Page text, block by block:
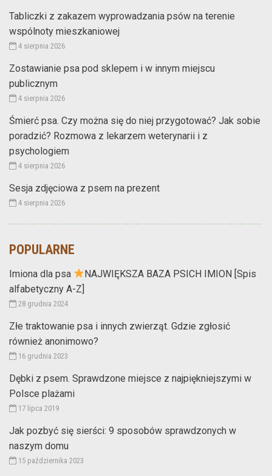
Tabliczki z zakazem wyprowadzania psów na terenie
wspólnoty mieszkaniowej
4 sierpnia 2026
Zostawianie psa pod sklepem i w innym miejscu
publicznym
4 sierpnia 2026
Śmierć psa. Czy można się do niej przygotować? Jak sobie
poradzić? Rozmowa z lekarzem weterynarii i z
psychologiem
4 sierpnia 2026
Sesja zdjęciowa z psem na prezent
4 sierpnia 2026
POPULARNE
Imiona dla psa
NAJWIĘKSZA BAZA PSICH IMION [Spis
alfabetyczny A-Z]
28 grudnia 2024
Złe traktowanie psa i innych zwierząt. Gdzie zgłosić
również anonimowo?
16 grudnia 2023
Dębki z psem. Sprawdzone miejsce z najpiękniejszymi w
Polsce plażami
17 lipca 2019
Jak pozbyć się sierści: 9 sposobów sprawdzonych w
naszym domu
15 października 2023